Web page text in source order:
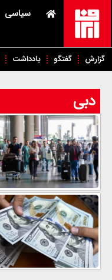
سیاسی
گزارش گفتگو یادداشت
دبی